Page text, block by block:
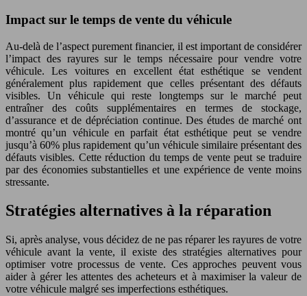
Impact sur le temps de vente du véhicule
Au-delà de l’aspect purement financier, il est important de considérer
l’impact des rayures sur le temps nécessaire pour vendre votre
véhicule. Les voitures en excellent état esthétique se vendent
généralement plus rapidement que celles présentant des défauts
visibles. Un véhicule qui reste longtemps sur le marché peut
entraîner des coûts supplémentaires en termes de stockage,
d’assurance et de dépréciation continue. Des études de marché ont
montré qu’un véhicule en parfait état esthétique peut se vendre
jusqu’à 60% plus rapidement qu’un véhicule similaire présentant des
défauts visibles. Cette réduction du temps de vente peut se traduire
par des économies substantielles et une expérience de vente moins
stressante.
Stratégies alternatives à la réparation
Si, après analyse, vous décidez de ne pas réparer les rayures de votre
véhicule avant la vente, il existe des stratégies alternatives pour
optimiser votre processus de vente. Ces approches peuvent vous
aider à gérer les attentes des acheteurs et à maximiser la valeur de
votre véhicule malgré ses imperfections esthétiques.